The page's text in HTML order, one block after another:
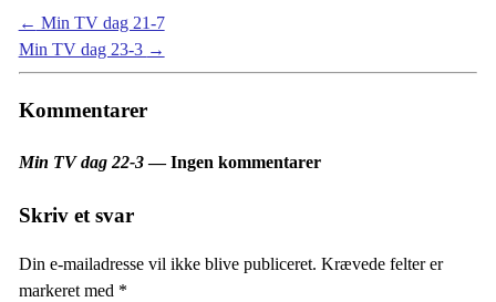
← Min TV dag 21-7
Min TV dag 23-3 →
Kommentarer
Min TV dag 22-3— Ingen kommentarer
Skriv et svar
Din e-mailadresse vil ikke blive publiceret. Krævede felter er
markeret med *